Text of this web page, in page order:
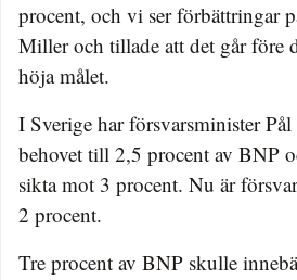
procent, och vi ser förbättringar
Miller och tillade att det går före
höja målet.
I Sverige har försvarsminister
behovet till 2,5 procent av BNP
sikta mot 3 procent. Nu är
2 procent.
Tre procent av BNP skulle